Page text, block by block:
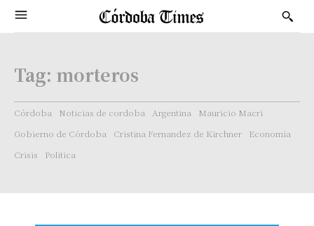
Tag: morteros
Córdoba Noticias de cordoba Argentina
Mauricio Macri
Gobierno de Córdoba
Cristina Fernandez de Kirchner
Economía
Crisis
Politica